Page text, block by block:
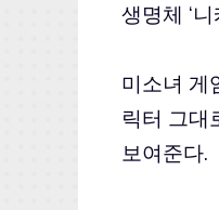
생명체 ‘
미소녀 게
릭터 그대
보여준다.